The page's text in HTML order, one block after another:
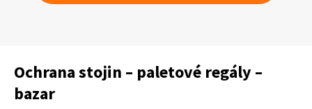
Ochrana stojin – paletové regály –
bazar